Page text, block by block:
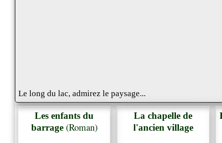
Le long du lac, admirez le paysage...
Les enfants du
barrage (Roman)
La chapelle de
l'ancien village